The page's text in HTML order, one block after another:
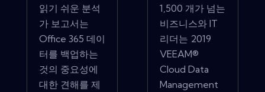
읽기 쉬운 분석
가 보고서는
Office 365 데이
터를 백업하는
것의 중요성에
대한 견해를 제
1,500 개가 넘는
비즈니스와 IT
리더는 2019
VEEAM®
Cloud Data
Management